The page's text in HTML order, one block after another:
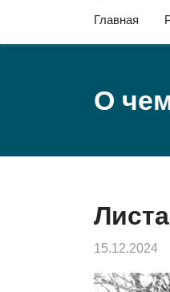
Главная
О
15.12.2024